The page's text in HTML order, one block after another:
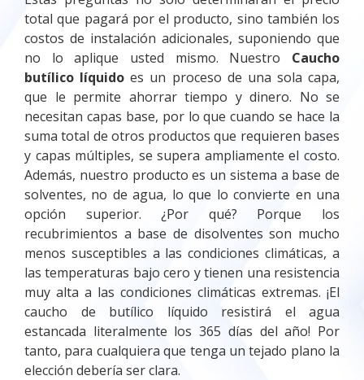
total que pagará por el producto, sino también los
costos de instalación adicionales, suponiendo que
no lo aplique usted mismo. Nuestro Caucho
butílico líquidoes un proceso de una sola capa,
que le permite ahorrar tiempo y dinero. No se
necesitan capas base, por lo que cuando se hace la
suma total de otros productos que requieren bases
y capas múltiples, se supera ampliamente el costo.
Además, nuestro producto es un sistema a base de
solventes, no de agua, lo que lo convierte en una
opción superior. ¿Por qué? Porque los
recubrimientos a base de disolventes son mucho
menos susceptibles a las condiciones climáticas, a
las temperaturas bajo cero y tienen una resistencia
muy alta a las condiciones climáticas extremas. ¡El
caucho de butílico líquido resistirá el agua
estancada literalmente los 365 días del año! Por
tanto, para cualquiera que tenga un tejado plano la
elección debería ser clara.